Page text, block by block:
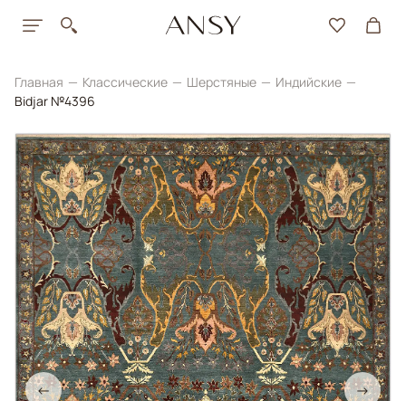
Главная Классические Шерстяные
Индийские
Bidjar №4396
← →